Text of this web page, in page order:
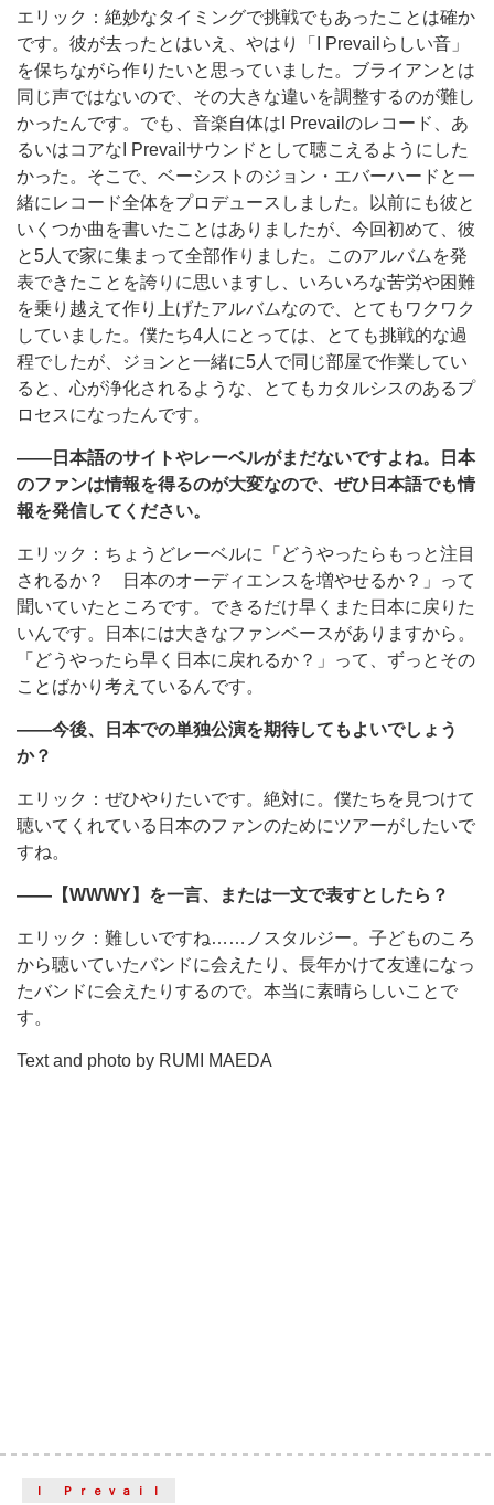
エリック：絶妙なタイミングで挑戦でもあったことは確か
です。彼が去ったとはいえ、やはり「I Prevailらしい音」
を保ちながら作りたいと思っていました。ブライアンとは
同じ声ではないので、その大きな違いを調整するのが難し
かったんです。でも、音楽自体はI Prevailのレコード、あ
るいはコアなI Prevailサウンドとして聴こえるようにした
かった。そこで、ベーシストのジョン・エバーハードと一
緒にレコード全体をプロデュースしました。以前にも彼と
いくつか曲を書いたことはありましたが、今回初めて、彼
と5人で家に集まって全部作りました。このアルバムを発
表できたことを誇りに思いますし、いろいろな苦労や困難
を乗り越えて作り上げたアルバムなので、とてもワクワク
していました。僕たち4人にとっては、とても挑戦的な過
程でしたが、ジョンと一緒に5人で同じ部屋で作業してい
ると、心が浄化されるような、とてもカタルシスのあるプ
ロセスになったんです。
――日本語のサイトやレーベルがまだないですよね。日本
のファンは情報を得るのが大変なので、ぜひ日本語でも情
報を発信してください。
エリック：ちょうどレーベルに「どうやったらもっと注目
されるか？ 日本のオーディエンスを増やせるか？」って
聞いていたところです。できるだけ早くまた日本に戻りた
いんです。日本には大きなファンベースがありますから。
「どうやったら早く日本に戻れるか？」って、ずっとその
ことばかり考えているんです。
――今後、日本での単独公演を期待してもよいでしょう
か？
エリック：ぜひやりたいです。絶対に。僕たちを見つけて
聴いてくれている日本のファンのためにツアーがしたいで
すね。
――【WWWY】を一言、または一文で表すとしたら？
エリック：難しいですね……ノスタルジー。子どものころ
から聴いていたバンドに会えたり、長年かけて友達になっ
たバンドに会えたりするので。本当に素晴らしいことで
す。
Text and photo by RUMI MAEDA
Ｉ Ｐｒｅｖａｉｌ